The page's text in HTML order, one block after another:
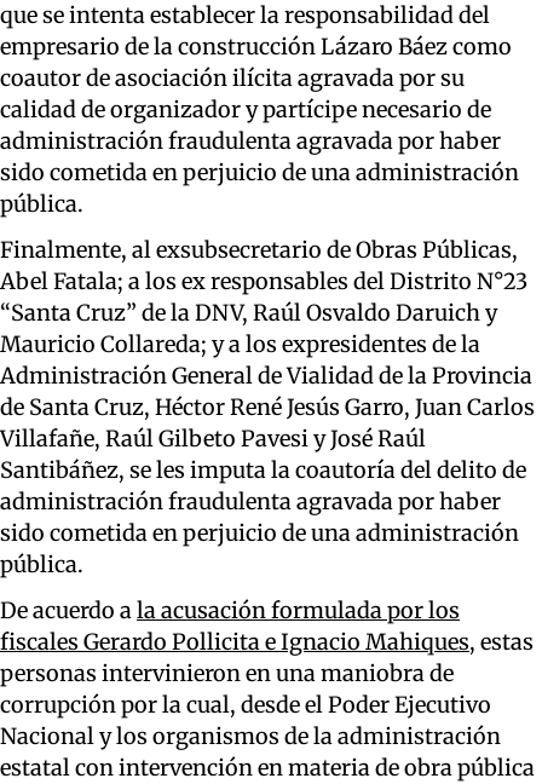
que se intenta establecer la responsabilidad del
empresario de la construcción Lázaro Báez como
coautor de asociación ilícita agravada por su
calidad de organizador y partícipe necesario de
administración fraudulenta agravada por haber
sido cometida en perjuicio de una administración
pública.
Finalmente, al exsubsecretario de Obras Públicas,
Abel Fatala; a los ex responsables del Distrito N°23
“Santa Cruz” de la DNV, Raúl Osvaldo Daruich y
Mauricio Collareda; y a los expresidentes de la
Administración General de Vialidad de la Provincia
de Santa Cruz, Héctor René Jesús Garro, Juan Carlos
Villafañe, Raúl Gilbeto Pavesi y José Raúl
Santibáñez, se les imputa la coautoría del delito de
administración fraudulenta agravada por haber
sido cometida en perjuicio de una administración
pública.
De acuerdo ala acusación formulada por los
fiscales Gerardo Pollicita e Ignacio Mahiques, estas
personas intervinieron en una maniobra de
corrupción por la cual, desde el Poder Ejecutivo
Nacional y los organismos de la administración
estatal con intervención en materia de obra pública